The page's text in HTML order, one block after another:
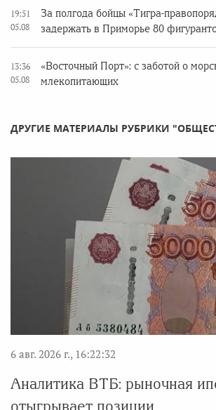
19:51
05.08
За полгода бойцы «Тигра-
задержать в Приморье 80
13:36
05.08
«Восточный Порт»: с заботой о
млекопитающих
ДРУГИЕ МАТЕРИАЛЫ РУБРИКИ
6 авг. 2026 г., 16:22:32
Аналитика ВТБ: рыночная
отыгрывает позиции